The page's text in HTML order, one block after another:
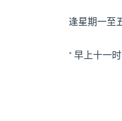
逢星期一至
* 早上十一